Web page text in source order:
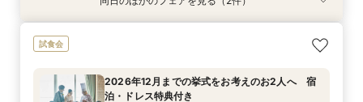
2026年12月までの挙式をお考えのお2人へ 宿
9:30〜
10:00〜
【少人数結婚式】貸切り可能なホテルウエディン
10:00〜
13:00〜
試食会
2026年12月までの挙式をお考えのお2人へ 宿
泊・ドレス特典付き